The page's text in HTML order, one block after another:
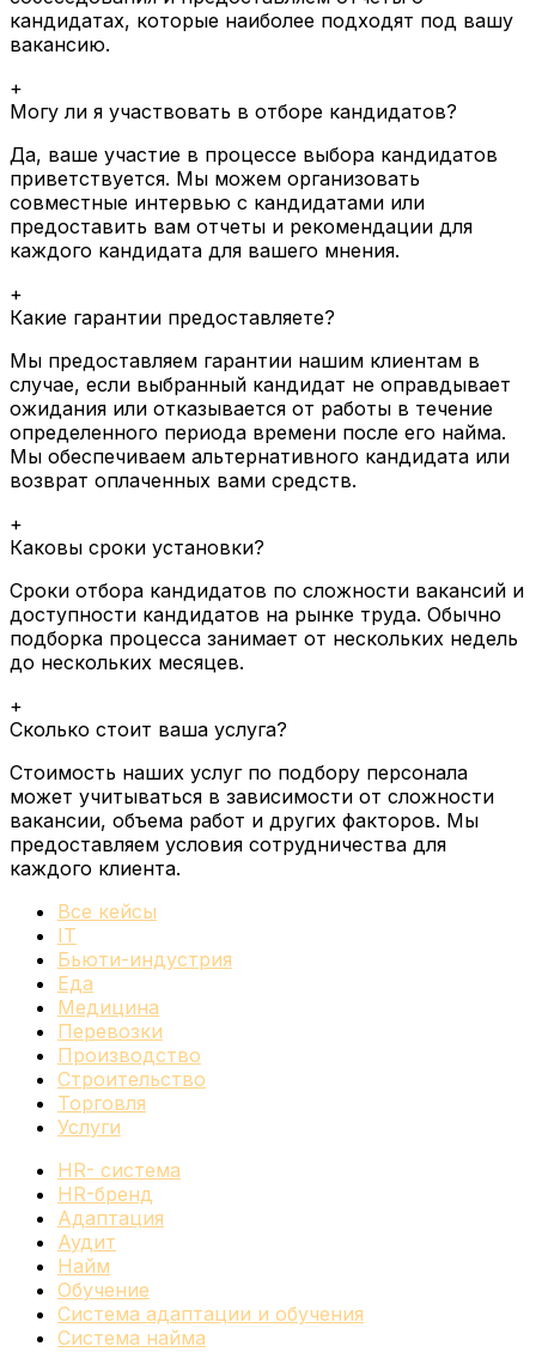
кандидатах, которые наиболее подходят под вашу
вакансию.
+
Могу ли я участвовать в отборе кандидатов?
Да, ваше участие в процессе выбора кандидатов
приветствуется. Мы можем организовать
совместные интервью с кандидатами или
предоставить вам отчеты и рекомендации для
каждого кандидата для вашего мнения.
+
Какие гарантии предоставляете?
Мы предоставляем гарантии нашим клиентам в
случае, если выбранный кандидат не оправдывает
ожидания или отказывается от работы в течение
определенного периода времени после его найма.
Мы обеспечиваем альтернативного кандидата или
возврат оплаченных вами средств.
+
Каковы сроки установки?
Сроки отбора кандидатов по сложности вакансий и
доступности кандидатов на рынке труда. Обычно
подборка процесса занимает от нескольких недель
до нескольких месяцев.
+
Сколько стоит ваша услуга?
Стоимость наших услуг по подбору персонала
может учитываться в зависимости от сложности
вакансии, объема работ и других факторов. Мы
предоставляем условия сотрудничества для
каждого клиента.
Все кейсы
IT
Бьюти-индустрия
Еда
Медицина
Перевозки
Производство
Строительство
Торговля
Услуги
HR- система
HR-бренд
Адаптация
Аудит
Найм
Обучение
Система адаптации и обучения
Система найма